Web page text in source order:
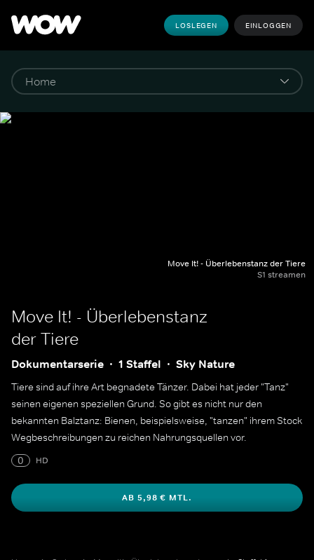
LOSLEGEN EINLOGGEN
Move It! - Überlebenstanz der Tiere
S1 streamen
Move It! - Überlebenstanz
der Tiere
Dokumentarserie 1 Staffel Sky Nature
Tiere sind auf ihre Art begnadete Tänzer. Dabei hat jeder "Tanz"
seinen eigenen speziellen Grund. So gibt es nicht nur den
bekannten Balztanz: Bienen, beispielsweise, "tanzen" ihrem Stock
Wegbeschreibungen zu reichen Nahrungsquellen vor.
0
HD
AB 5,98 € MTL.